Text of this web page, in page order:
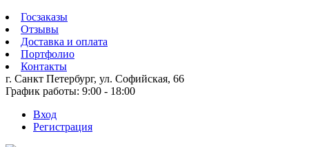
Госзаказы
Отзывы
Доставка и оплата
Портфолио
Контакты
г. Санкт Петербург, ул. Софийская, 66
График работы: 9:00 - 18:00
Вход
Регистрация